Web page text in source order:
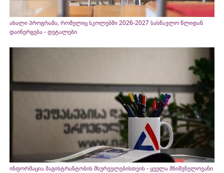
ახალი პროგრამა, რომელიც სკოლებში 2026-2027 სასწავლო წლიდან
დაინერგება - დეტალები
ინფორმაცია მაგისტრანტობის მსურველებისთვის - ყველა მნიშვნელოვანი